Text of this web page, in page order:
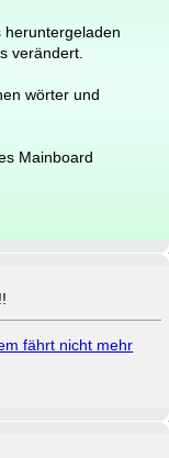
heruntergeladen
verändert.
wörter und
Mainboard
fährt nicht mehr